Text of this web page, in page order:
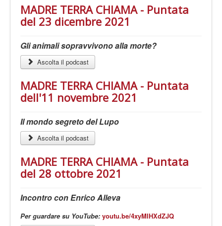
MADRE TERRA CHIAMA - Puntata
del 23 dicembre 2021
Gli animali sopravvivono alla morte?
Ascolta il podcast
MADRE TERRA CHIAMA - Puntata
dell'11 novembre 2021
Il mondo segreto del Lupo
Ascolta il podcast
MADRE TERRA CHIAMA - Puntata
del 28 ottobre 2021
Incontro con Enrico Alleva
Per guardare su YouTube: youtu.be/4xyMIHXdZJQ